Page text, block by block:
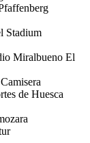
Stadium
Miralbueno El
de Huesca